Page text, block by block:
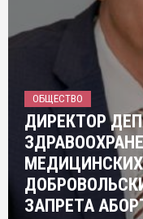
ОБЩЕСТВО
ДИРЕКТОР
ЗАПРЕТА